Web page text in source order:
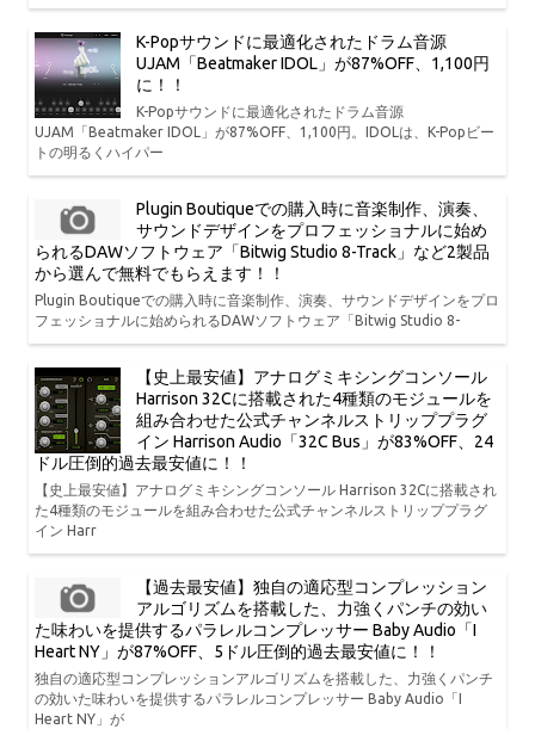
K-Popサウンドに最適化されたドラム音源
UJAM「Beatmaker IDOL」が87%OFF、1,100円
に！！
K-Popサウンドに最適化されたドラム音源
UJAM「Beatmaker IDOL」が87%OFF、1,100円。IDOLは、K-Popビー
トの明るくハイパー
Plugin Boutiqueでの購入時に音楽制作、演奏、
サウンドデザインをプロフェッショナルに始め
られるDAWソフトウェア「Bitwig Studio 8-Track」など2製品
から選んで無料でもらえます！！
Plugin Boutiqueでの購入時に音楽制作、演奏、サウンドデザインをプロ
フェッショナルに始められるDAWソフトウェア「Bitwig Studio 8-
【史上最安値】アナログミキシングコンソール
Harrison 32Cに搭載された4種類のモジュールを
組み合わせた公式チャンネルストリッププラグ
イン Harrison Audio「32C Bus」が83%OFF、24
ドル圧倒的過去最安値に！！
【史上最安値】アナログミキシングコンソール Harrison 32Cに搭載され
た4種類のモジュールを組み合わせた公式チャンネルストリッププラグ
イン Harr
【過去最安値】独自の適応型コンプレッション
アルゴリズムを搭載した、力強くパンチの効い
た味わいを提供するパラレルコンプレッサー Baby Audio「I
Heart NY」が87%OFF、5ドル圧倒的過去最安値に！！
独自の適応型コンプレッションアルゴリズムを搭載した、力強くパンチ
の効いた味わいを提供するパラレルコンプレッサー Baby Audio「I
Heart NY」が